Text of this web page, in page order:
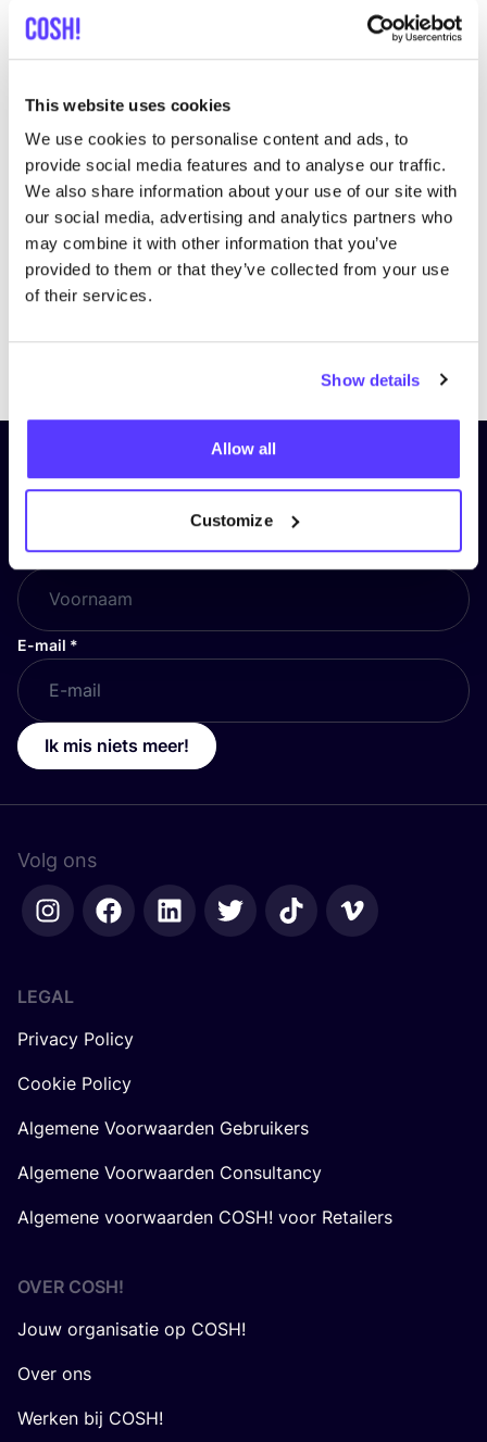
This website uses cookies
We use cookies to personalise content and ads, to
provide social media features and to analyse our traffic.
We also share information about your use of our site with
our social media, advertising and analytics partners who
may combine it with other information that you’ve
provided to them or that they’ve collected from your use
of their services.
Show details
Allow all
Customize
Previous
Next
Schrijf je in op onze nieuwsbrief
en blijf op de hoogte!
Voornaam*
E-mail *
Ik mis niets meer!
Volg ons
LEGAL
Privacy Policy
Cookie Policy
Algemene Voorwaarden Gebruikers
Algemene Voorwaarden Consultancy
Algemene voorwaarden COSH! voor Retailers
OVER COSH!
Jouw organisatie op COSH!
Over ons
Werken bij COSH!